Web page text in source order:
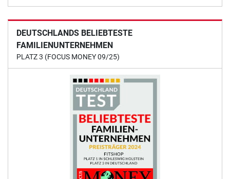
DEUTSCHLANDS BELIEBTESTE
FAMILIENUNTERNEHMEN
PLATZ 3 (FOCUS MONEY 09/25)